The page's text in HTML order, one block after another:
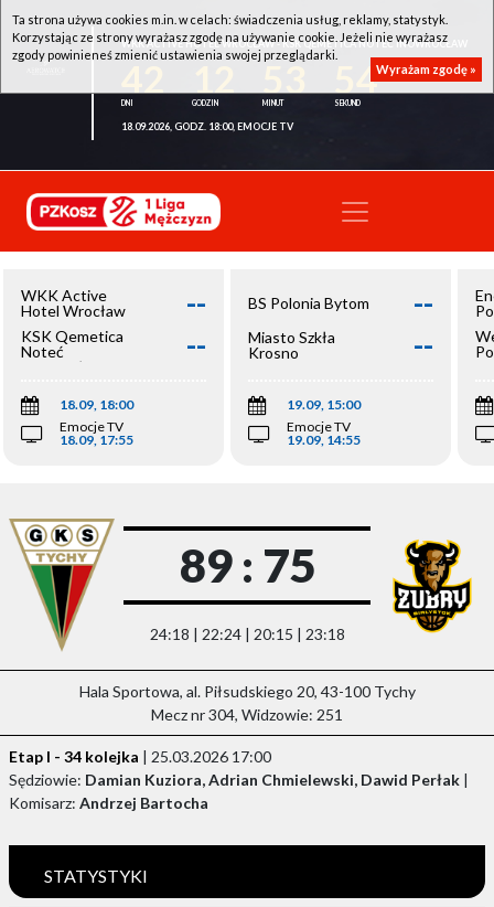
WKK ACTIVE HOTEL WROCŁAW - KSK QEMETICA NOTEĆ INOWROCŁAW
53
18.09.2026, GODZ. 18:00, EMOCJE TV
WKK Active
Hotel Wrocław
--
KSK Qemetica
Noteć
Inowrocław
--
18.09, 18:00
Emocje TV
18.09, 17:55
BS Polonia Bytom --
Miasto Szkła
Krosno
--
19.09, 15:00
Emocje TV
19.09, 14:55
89 : 75
24:18 | 22:24 | 20:15 | 23:18
Hala Sportowa, al. Piłsudskiego 20, 43-100 Tychy
Mecz nr 304, Widzowie: 251
Etap I - 34 kolejka | 25.03.2026 17:00
Sędziowie: Damian Kuziora, Adrian Chmielewski, Dawid Perłak |
Komisarz: Andrzej Bartocha
STATYSTYKI
Ta strona używa cookies m.in. w celach: świadczenia usług, reklamy, statystyk.
Korzystając ze strony wyrażasz zgodę na używanie cookie. Jeżeli nie wyrażasz
zgody powinieneś zmienić ustawienia swojej przeglądarki.
Wyrażam zgodę »